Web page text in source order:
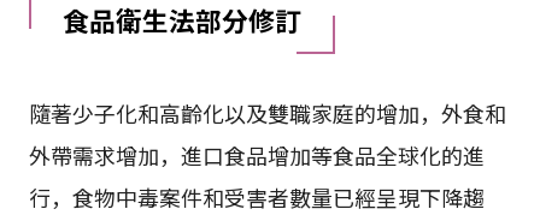
食品衛生法部分修訂
隨著少子化和高齡化以及雙職家庭的增加，外食和
外帶需求增加，進口食品增加等食品全球化的進
行，食物中毒案件和受害者數量已經呈現下降趨